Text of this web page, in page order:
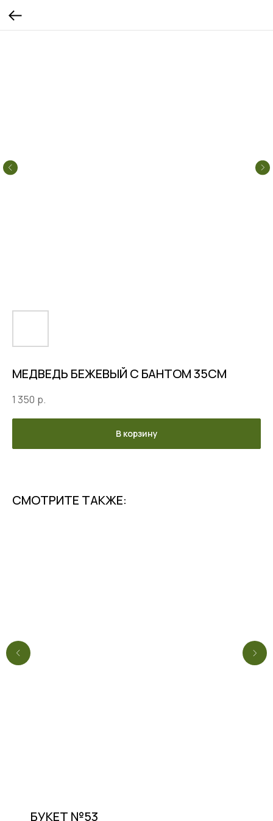
МЕДВЕДЬ БЕЖЕВЫЙ С БАНТОМ 35СМ
1 350 р.
В корзину
СМОТРИТЕ ТАКЖЕ:
БУКЕТ №53